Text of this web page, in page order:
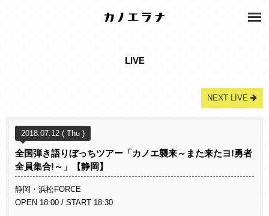
LIVE
NEXT LIVE
2018.07.12 ( Thu )
全国弾き語りぼっちツアー「カノエ襲来～また来たヨ!勇者
全員集合!～」【静岡】
静岡・浜松FORCE
OPEN 18:00 / START 18:30